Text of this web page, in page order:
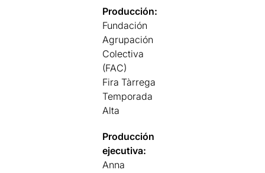
Producción:
Fundación
Agrupación
Colectiva
(FAC)
Fira Tàrrega
Temporada
Alta
Producción
ejecutiva:
Anna